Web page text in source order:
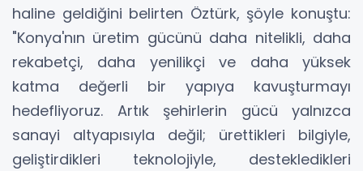
haline geldiğini belirten Öztürk, şöyle konuştu:
"Konya'nın üretim gücünü daha nitelikli, daha
rekabetçi, daha yenilikçi ve daha yüksek
katma değerli bir yapıya kavuşturmayı
hedefliyoruz. Artık şehirlerin gücü yalnızca
sanayi altyapısıyla değil; ürettikleri bilgiyle,
geliştirdikleri teknolojiyle, destekledikleri